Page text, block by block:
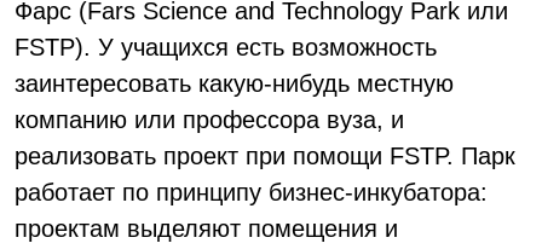
Фарс (Fars Science and Technology Park или
FSTP). У учащихся есть возможность
заинтересовать какую-нибудь местную
компанию или профессора вуза, и
реализовать проект при помощи FSTP. Парк
работает по принципу бизнес-инкубатора:
проектам выделяют помещения и